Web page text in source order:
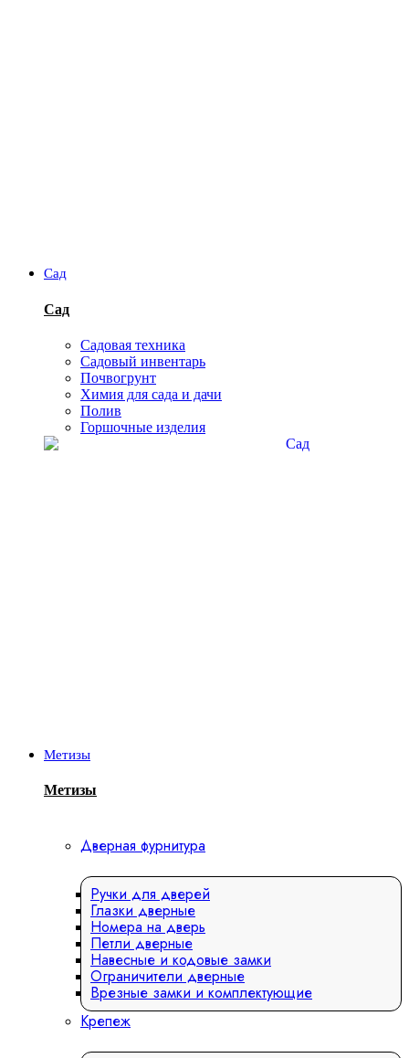
Сад
Сад
Садовая техника
Садовый инвентарь
Почвогрунт
Химия для сада и дачи
Полив
Горшочные изделия
Метизы
Метизы
Дверная фурнитура
Ручки для дверей
Глазки дверные
Номера на дверь
Петли дверные
Навесные и кодовые замки
Ограничители дверные
Врезные замки и комплектующие
Крепеж